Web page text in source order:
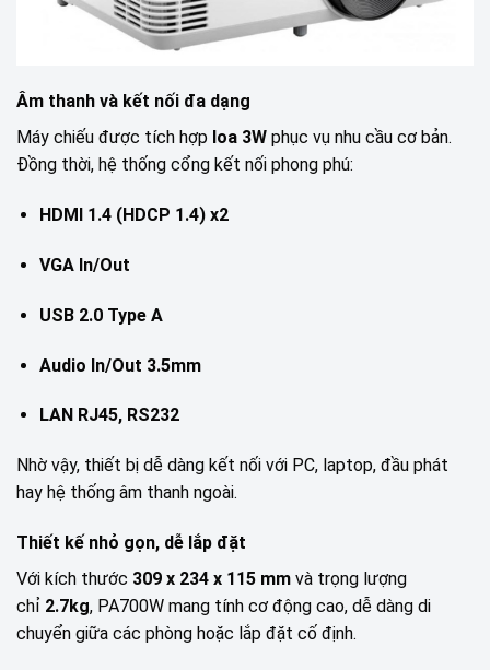
Âm thanh và kết nối đa dạng
Máy chiếu được tích hợp loa 3W phục vụ nhu cầu cơ bản.
Đồng thời, hệ thống cổng kết nối phong phú:
HDMI 1.4 (HDCP 1.4) x2
VGA In/Out
USB 2.0 Type A
Audio In/Out 3.5mm
LAN RJ45, RS232
Nhờ vậy, thiết bị dễ dàng kết nối với PC, laptop, đầu phát
hay hệ thống âm thanh ngoài.
Thiết kế nhỏ gọn, dễ lắp đặt
Với kích thước 309 x 234 x 115 mm và trọng lượng
chỉ 2.7kg, PA700W mang tính cơ động cao, dễ dàng di
chuyển giữa các phòng hoặc lắp đặt cố định.